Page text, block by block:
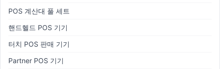
POS 계산대 풀 세트
핸드헬드 POS 기기
터치 POS 판매 기기
Partner POS 기기